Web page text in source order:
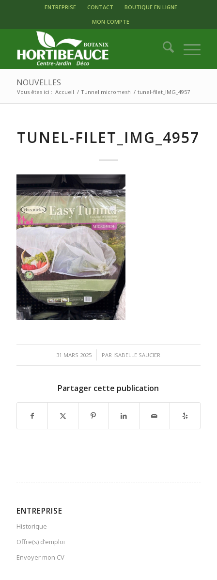
ENTREPRISE CONTACT
BOUTIQUE EN LIGNE
MON COMPTE
NOUVELLES
Vous êtes ici : Accueil / Tunnel micromesh / tunel-filet_IMG_4957
TUNEL-FILET_IMG_4957
31 MARS 2025
/ PAR ISABELLE SAUCIER
Partager cette publication
ENTREPRISE
Historique
Offre(s) d’emploi
Envoyer mon CV